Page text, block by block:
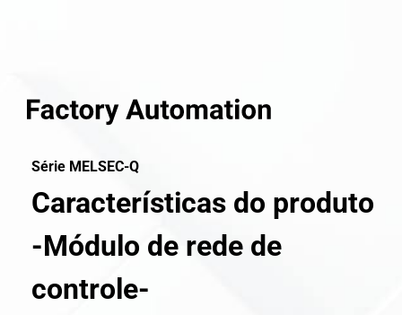
Série MELSEC-Q
Características do produto
-Módulo de rede de
controle-